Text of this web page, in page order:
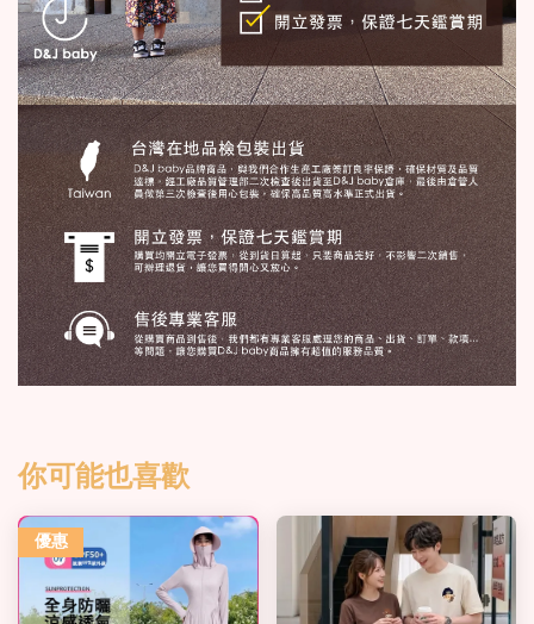
你可能也喜歡
優惠